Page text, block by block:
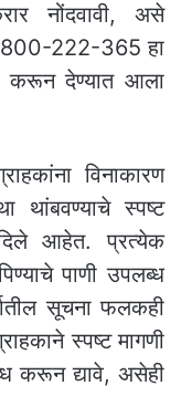
नोंदवावी, असे
222-365 हा
करून देण्यात आला
विनाकारण
थांबवण्याचे स्पष्ट
आहेत. प्रत्येक
पाणी उपलब्ध
सूचना फलकही
स्पष्ट मागणी
करून द्यावे, असेही